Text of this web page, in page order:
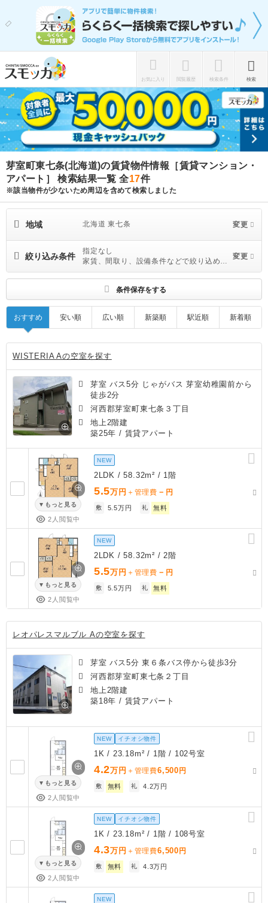
お気に入り 閲覧履歴 検索条件 検索
芽室町東七条(北海道)の賃貸物件情報［賃貸マンション・
アパート］ 検索結果一覧全17件
※該当物件が少ないため周辺を含めて検索しました
地域 北海道 東七条 変更
絞り込み条件
指定なし
家賃、間取り、設備条件などで絞り込めま
す
変更
条件保存をする
おすすめ 安い順 広い順 新築順 駅近順 新着順
WISTERIA Aの空室を探す
芽室 バス5分 じゃがバス 芽室幼稚園前から
徒歩2分
河西郡芽室町東七条３丁目
地上2階建
築25年 / 賃貸アパート
もっと見る
2人閲覧中
NEW
2LDK / 58.32m² / 1階
5.5万円 ＋管理費 － 円
敷 5.5万円 礼 無料
もっと見る
2人閲覧中
NEW
2LDK / 58.32m² / 2階
5.5万円 ＋管理費 － 円
敷 5.5万円 礼 無料
レオパレスマルブル Aの空室を探す
芽室 バス5分 東６条バス停から徒歩3分
河西郡芽室町東七条２丁目
地上2階建
築18年 / 賃貸アパート
もっと見る
2人閲覧中
NEW イチオシ物件
1K / 23.18m² / 1階 / 102号室
4.2万円 ＋管理費6,500 円
敷 無料 礼 4.2万円
もっと見る
2人閲覧中
NEW イチオシ物件
1K / 23.18m² / 1階 / 108号室
4.3万円 ＋管理費6,500 円
敷 無料 礼 4.3万円
NEW